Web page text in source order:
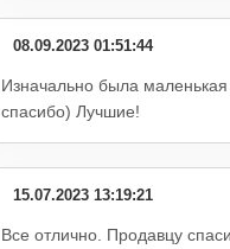
08.09.2023 01:51:44
Изначально была
спасибо) Лучшие!
15.07.2023 13:19:21
Все отлично. Продавцу